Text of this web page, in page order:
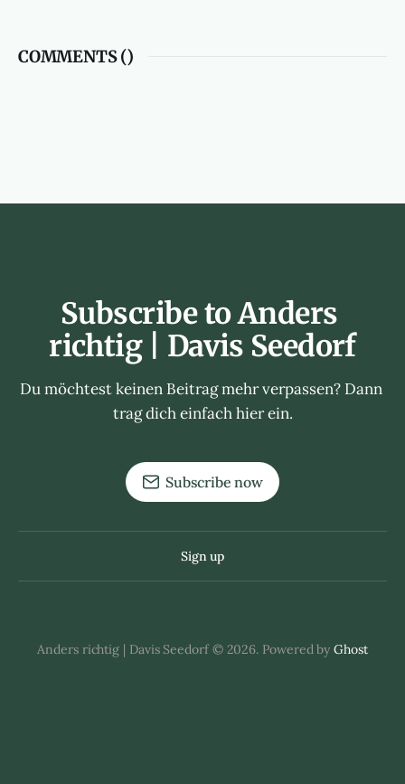
COMMENTS ()
Subscribe to Anders
richtig | Davis Seedorf
Du möchtest keinen Beitrag mehr verpassen? Dann
trag dich einfach hier ein.
Subscribe now
Sign up
Anders richtig | Davis Seedorf © 2026. Powered byGhost